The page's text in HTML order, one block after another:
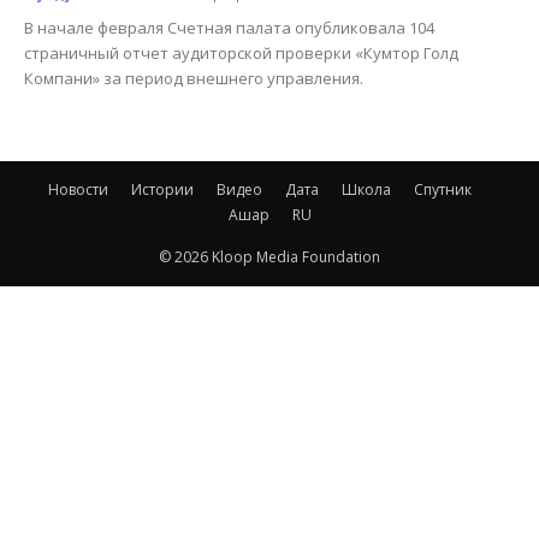
В начале февраля Счетная палата опубликовала 104
страничный отчет аудиторской проверки «Кумтор Голд
Компани» за период внешнего управления.
Новости Истории Видео Дата Школа
Спутник
Ашар
RU
© 2026 Kloop Media Foundation